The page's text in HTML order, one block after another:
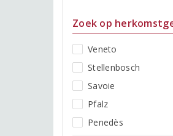
Zoek op
Veneto
Stellenbosch
Savoie
Pfalz
Penedès